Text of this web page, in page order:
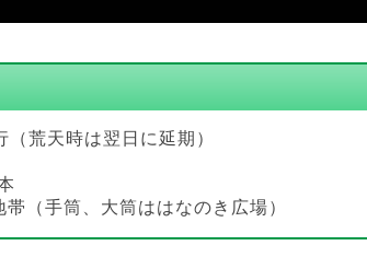
荒天時は翌日に延期）
（手筒、大筒ははなのき広場）